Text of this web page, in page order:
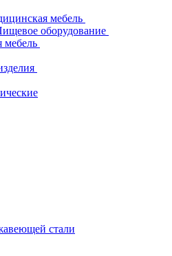
мебель
оборудование
мебель
стали